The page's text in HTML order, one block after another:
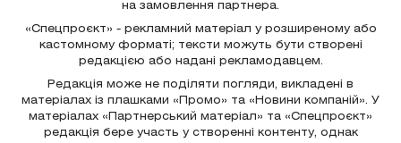
на замовлення партнера.
«Спецпроєкт» - рекламний матеріал у розширеному або
кастомному форматі; тексти можуть бути створені
редакцією або надані рекламодавцем.
Редакція може не поділяти погляди, викладені в
матеріалах із плашками «Промо» та «Новини компаній». У
матеріалах «Партнерський матеріал» та «Спецпроєкт»
редакція бере участь у створенні контенту, однак